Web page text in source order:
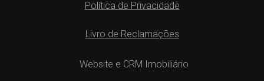
Política de Privacidade
Livro de Reclamações
Website e CRM Imobiliário